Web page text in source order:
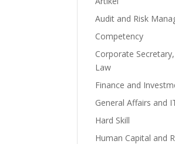
Audit and Risk
Competency
Corporate Secretary,
Law
Finance and
General Affairs and
Hard Skill
Human Capital and